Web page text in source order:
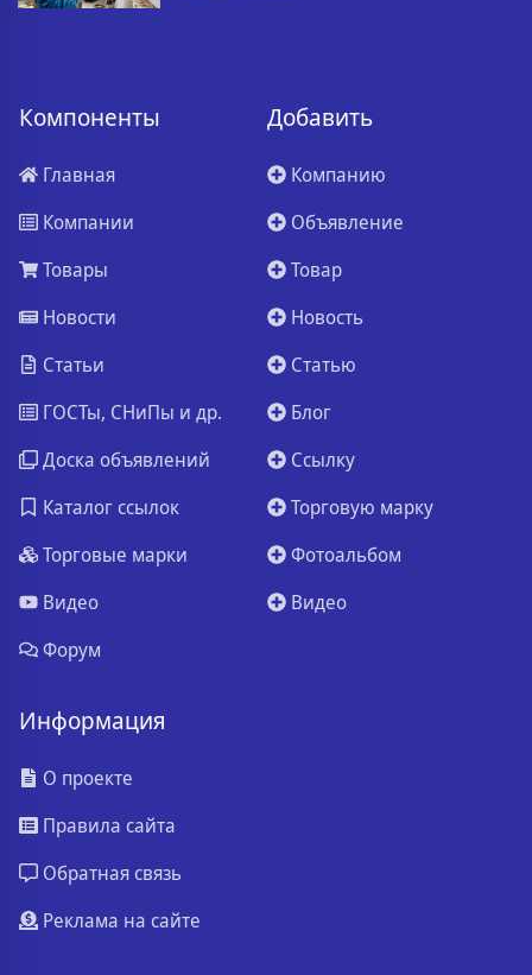
Компоненты
Главная
Компании
Товары
Новости
Статьи
ГОСТы, СНиПы и др.
Доска объявлений
Каталог ссылок
Торговые марки
Видео
Форум
Добавить
Компанию
Объявление
Товар
Новость
Статью
Блог
Ссылку
Торговую марку
Фотоальбом
Видео
Информация
О проекте
Правила сайта
Обратная связь
Реклама на сайте